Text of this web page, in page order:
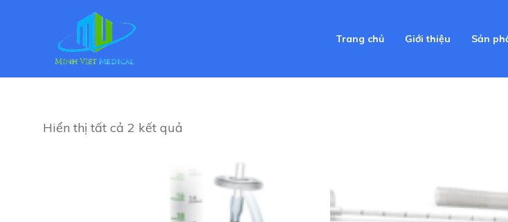
Trang chủ Giới thiệu Sản
Hiển thị tất cả 2 kết quả